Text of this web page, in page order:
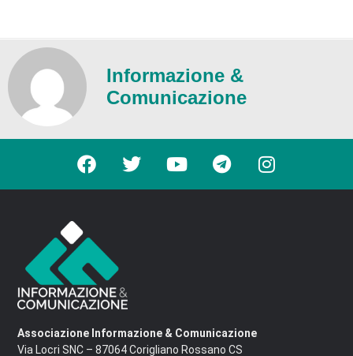
Informazione &
Comunicazione
Associazione Informazione & Comunicazione
Via Locri SNC – 87064 Corigliano Rossano CS